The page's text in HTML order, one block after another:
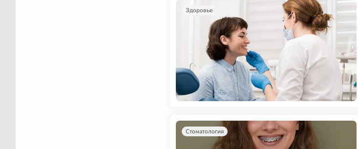
Здоровье
Стоматология